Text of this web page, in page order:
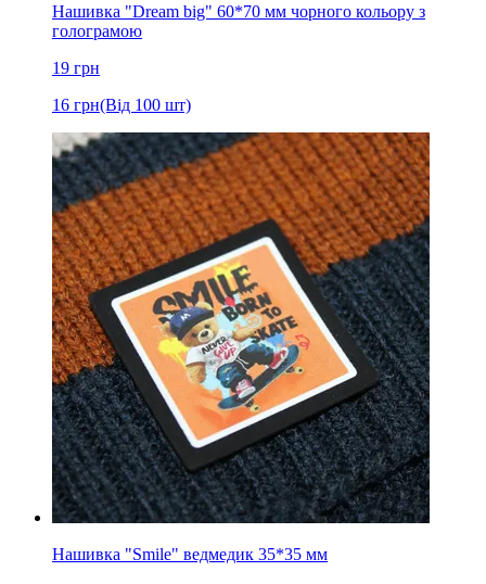
Нашивка "Dream big" 60*70 мм чорного кольору з
голограмою
19 грн
16 грн(Від 100 шт)
Нашивка "Smile" ведмедик 35*35 мм